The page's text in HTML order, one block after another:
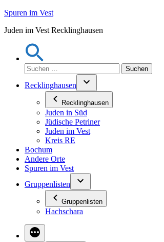
Zum
springen
Spuren im Vest
Juden im Vest Recklinghausen
Suchen
nach:
Recklinghausen
Recklinghausen
Juden in Süd
Jüdische Petriner
Juden im Vest
Kreis RE
Bochum
Andere Orte
Spuren im Vest
Gruppenlisten
Gruppenlisten
Hachschara